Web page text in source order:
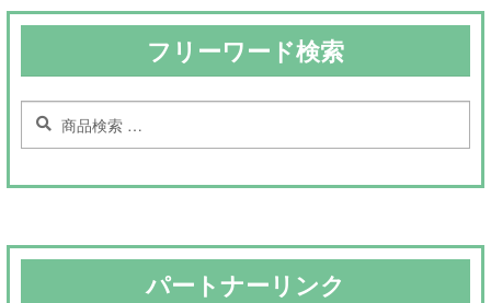
フリーワード検索
象:
パートナーリンク